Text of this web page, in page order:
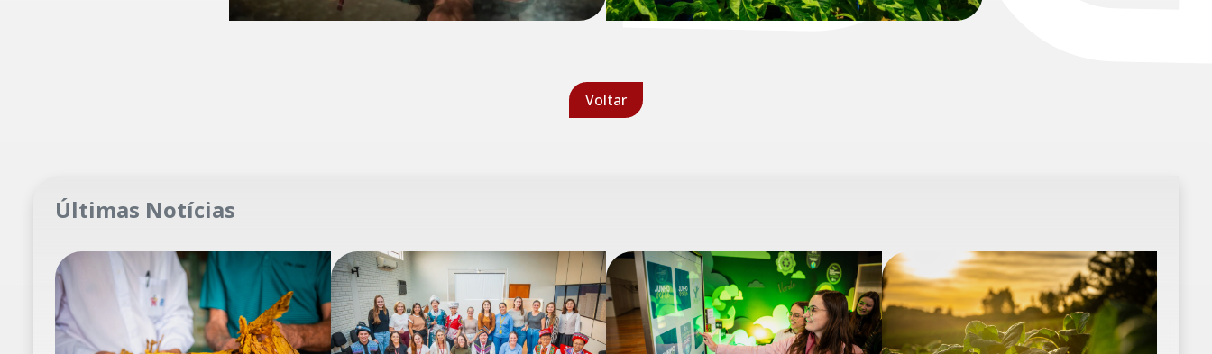
Voltar
Últimas Notícias